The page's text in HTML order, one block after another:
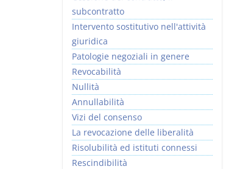
subcontratto
Intervento sostitutivo nell'attività
giuridica
Patologie negoziali in genere
Revocabilità
Nullità
Annullabilità
Vizi del consenso
La revocazione delle liberalità
Risolubilità ed istituti connessi
Rescindibilità